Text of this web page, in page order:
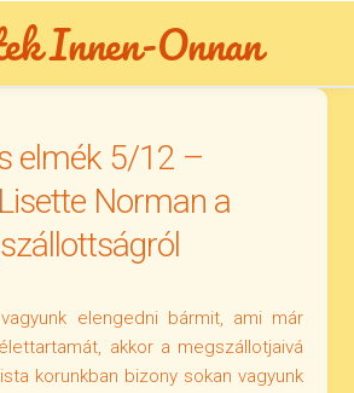
Innen-Onnan
elmék 5/12 –
Norman a
elengedni bármit, ami már
akkor a megszállotjaivá
korunkban bizony sokan vagyunk